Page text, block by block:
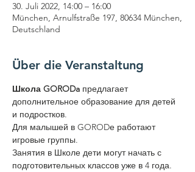
30. Juli 2022, 14:00 – 16:00
München, Arnulfstraße 197, 80634 München,
Deutschland
Über die Veranstaltung
Школа GORODa предлагает
дополнительное образование для детей
и подростков.
Для малышей в GORODе работают
игровые группы.
Занятия в Школе дети могут начать с
подготовительных классов уже в 4 года.